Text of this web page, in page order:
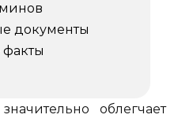
документы
облегчает